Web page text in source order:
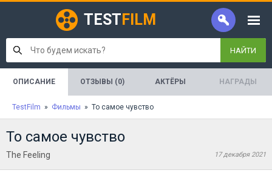
TEST FILM
НАЙТИ
ОПИСАНИЕ ОТЗЫВЫ (0) АКТЁРЫ НАГРАДЫ
TestFilm » Фильмы » То самое чувство
То самое чувство
The Feeling 17 декабря 2021